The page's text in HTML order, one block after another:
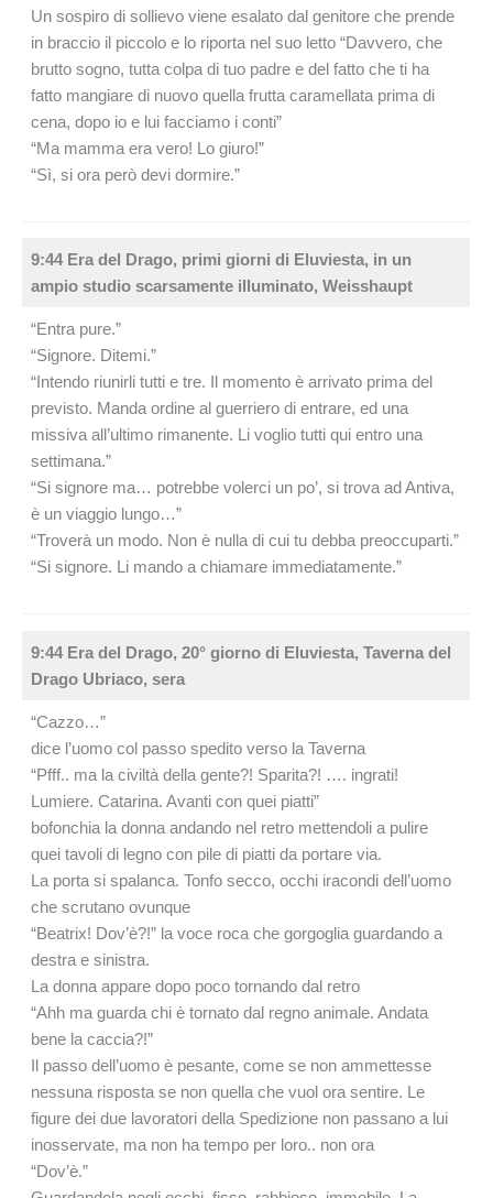
Un sospiro di sollievo viene esalato dal genitore che prende
in braccio il piccolo e lo riporta nel suo letto “Davvero, che
brutto sogno, tutta colpa di tuo padre e del fatto che ti ha
fatto mangiare di nuovo quella frutta caramellata prima di
cena, dopo io e lui facciamo i conti”
“Ma mamma era vero! Lo giuro!”
“Sì, si ora però devi dormire.”
9:44 Era del Drago, primi giorni di Eluviesta, in un
ampio studio scarsamente illuminato, Weisshaupt
“Entra pure.”
“Signore. Ditemi.”
“Intendo riunirli tutti e tre. Il momento è arrivato prima del
previsto. Manda ordine al guerriero di entrare, ed una
missiva all’ultimo rimanente. Li voglio tutti qui entro una
settimana.”
“Si signore ma… potrebbe volerci un po’, si trova ad Antiva,
è un viaggio lungo…”
“Troverà un modo. Non è nulla di cui tu debba preoccuparti.”
“Si signore. Li mando a chiamare immediatamente.”
9:44 Era del Drago, 20° giorno di Eluviesta, Taverna del
Drago Ubriaco, sera
“Cazzo…”
dice l’uomo col passo spedito verso la Taverna
“Pfff.. ma la civiltà della gente?! Sparita?! …. ingrati!
Lumiere. Catarina. Avanti con quei piatti”
bofonchia la donna andando nel retro mettendoli a pulire
quei tavoli di legno con pile di piatti da portare via.
La porta si spalanca. Tonfo secco, occhi iracondi dell’uomo
che scrutano ovunque
“Beatrix! Dov’è?!” la voce roca che gorgoglia guardando a
destra e sinistra.
La donna appare dopo poco tornando dal retro
“Ahh ma guarda chi è tornato dal regno animale. Andata
bene la caccia?!”
Il passo dell’uomo è pesante, come se non ammettesse
nessuna risposta se non quella che vuol ora sentire. Le
figure dei due lavoratori della Spedizione non passano a lui
inosservate, ma non ha tempo per loro.. non ora
“Dov’è.”